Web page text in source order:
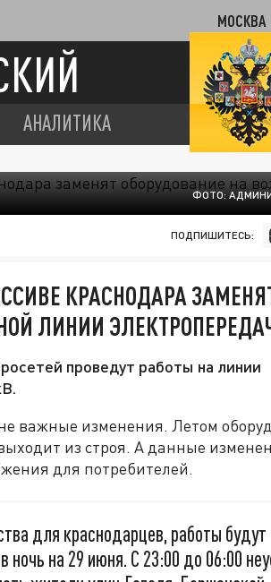
МОСКВА
АНАЛИТИКА
ФОТО:
ПОДПИШИТЕСЬ:
КРАСНОДАРА
ЛИНИИ
проведут работы на линии
важные изменения. Летом
из строя. А данные
для потребителей.
для краснодарцев, работы будут
на 29 июня. С 23:00 до 06:00